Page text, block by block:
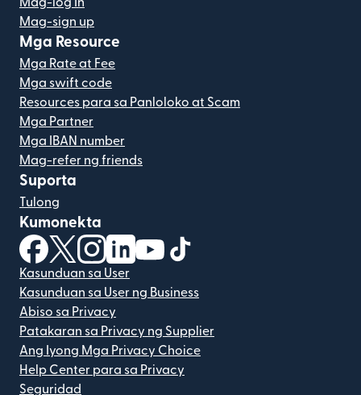
Mag-sign up
Mga Resource
Mga Rate at Fee
Mga swift code
Resources para sa Panloloko at Scam
Mga Partner
Mga IBAN number
Mag-refer ng friends
Suporta
Tulong
Kumonekta
(bubukas sa bagong window)
(bubukas sa bagong window)
(bubukas sa bagong window)
(bubukas sa bagong window)
(bubukas sa bagong window)
Kasunduan sa User
Kasunduan sa User ng Business
Abiso sa Privacy
Patakaran sa Privacy ng Supplier
Ang Iyong Mga Privacy Choice
Help Center para sa Privacy
Seguridad